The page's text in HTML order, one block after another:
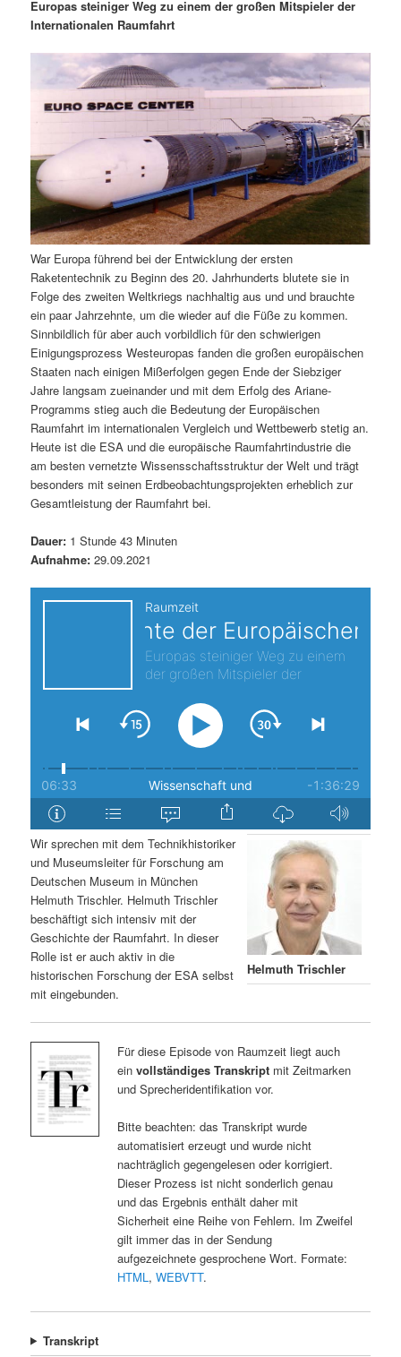
e
n
I
n
h
a
l
t
s
p
r
i
n
ä
r
e
n
I
n
h
a
l
t
s
p
g
n
n
a
o
n
Europas steiniger Weg zu einem der großen Mitspieler der
Internationalen Raumfahrt
War Europa führend bei der Entwicklung der ersten
Raketentechnik zu Beginn des 20. Jahrhunderts blutete sie in
Folge des zweiten Weltkriegs nachhaltig aus und und brauchte
ein paar Jahrzehnte, um die wieder auf die Füße zu kommen.
Sinnbildlich für aber auch vorbildlich für den schwierigen
Einigungsprozess Westeuropas fanden die großen europäischen
Staaten nach einigen Mißerfolgen gegen Ende der Siebziger
Jahre langsam zueinander und mit dem Erfolg des Ariane-
Programms stieg auch die Bedeutung der Europäischen
Raumfahrt im internationalen Vergleich und Wettbewerb stetig an.
Heute ist die ESA und die europäische Raumfahrtindustrie die
am besten vernetzte Wissensschaftsstruktur der Welt und trägt
besonders mit seinen Erdbeobachtungsprojekten erheblich zur
Gesamtleistung der Raumfahrt bei.
Dauer: 1 Stunde 43 Minuten
Aufnahme: 29.09.2021
Helmuth Trischler
Wir sprechen mit dem Technikhistoriker
und Museumsleiter für Forschung am
Deutschen Museum in München
Helmuth Trischler. Helmuth Trischler
beschäftigt sich intensiv mit der
Geschichte der Raumfahrt. In dieser
Rolle ist er auch aktiv in die
historischen Forschung der ESA selbst
mit eingebunden.
Für diese Episode von Raumzeit liegt auch
ein vollständiges Transkriptmit Zeitmarken
und Sprecheridentifikation vor.
Bitte beachten: das Transkript wurde
automatisiert erzeugt und wurde nicht
nachträglich gegengelesen oder korrigiert.
Dieser Prozess ist nicht sonderlich genau
und das Ergebnis enthält daher mit
Sicherheit eine Reihe von Fehlern. Im Zweifel
gilt immer das in der Sendung
aufgezeichnete gesprochene Wort. Formate:
HTML, WEBVTT.
Transkript